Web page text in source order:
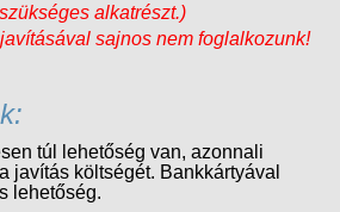
alkatrészt.)
sajnos nem foglalkozunk!
túl lehetőség van, azonnali
javítás költségét. Bankkártyával
lehetőség.